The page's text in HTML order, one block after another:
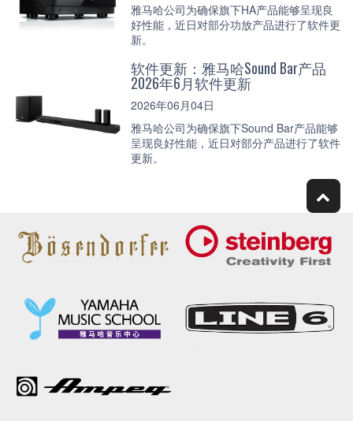
雅马哈公司为确保旗下HA产品能够呈现良
好性能，近日对部分功放产品进行了软件更
新。
软件更新：雅马哈Sound Bar产品
2026年6月软件更新
2026年06月04日
雅马哈公司为确保旗下Sound Bar产品能够
呈现良好性能，近日对部分产品进行了软件
更新。